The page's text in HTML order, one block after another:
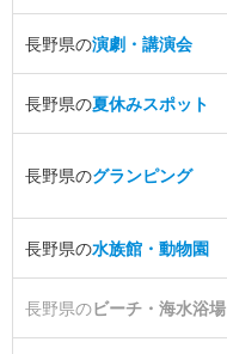
長野県の演劇・講演会
長野県の夏休みスポット
長野県のグランピング
長野県の水族館・動物園
長野県のビーチ・海水浴場